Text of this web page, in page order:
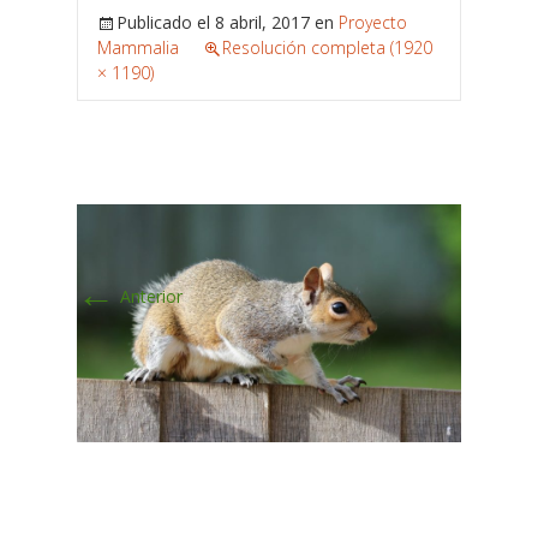
Publicado el 8 abril, 2017 en Proyecto
Mammalia
Resolución completa (1920
× 1190)
← Anterior